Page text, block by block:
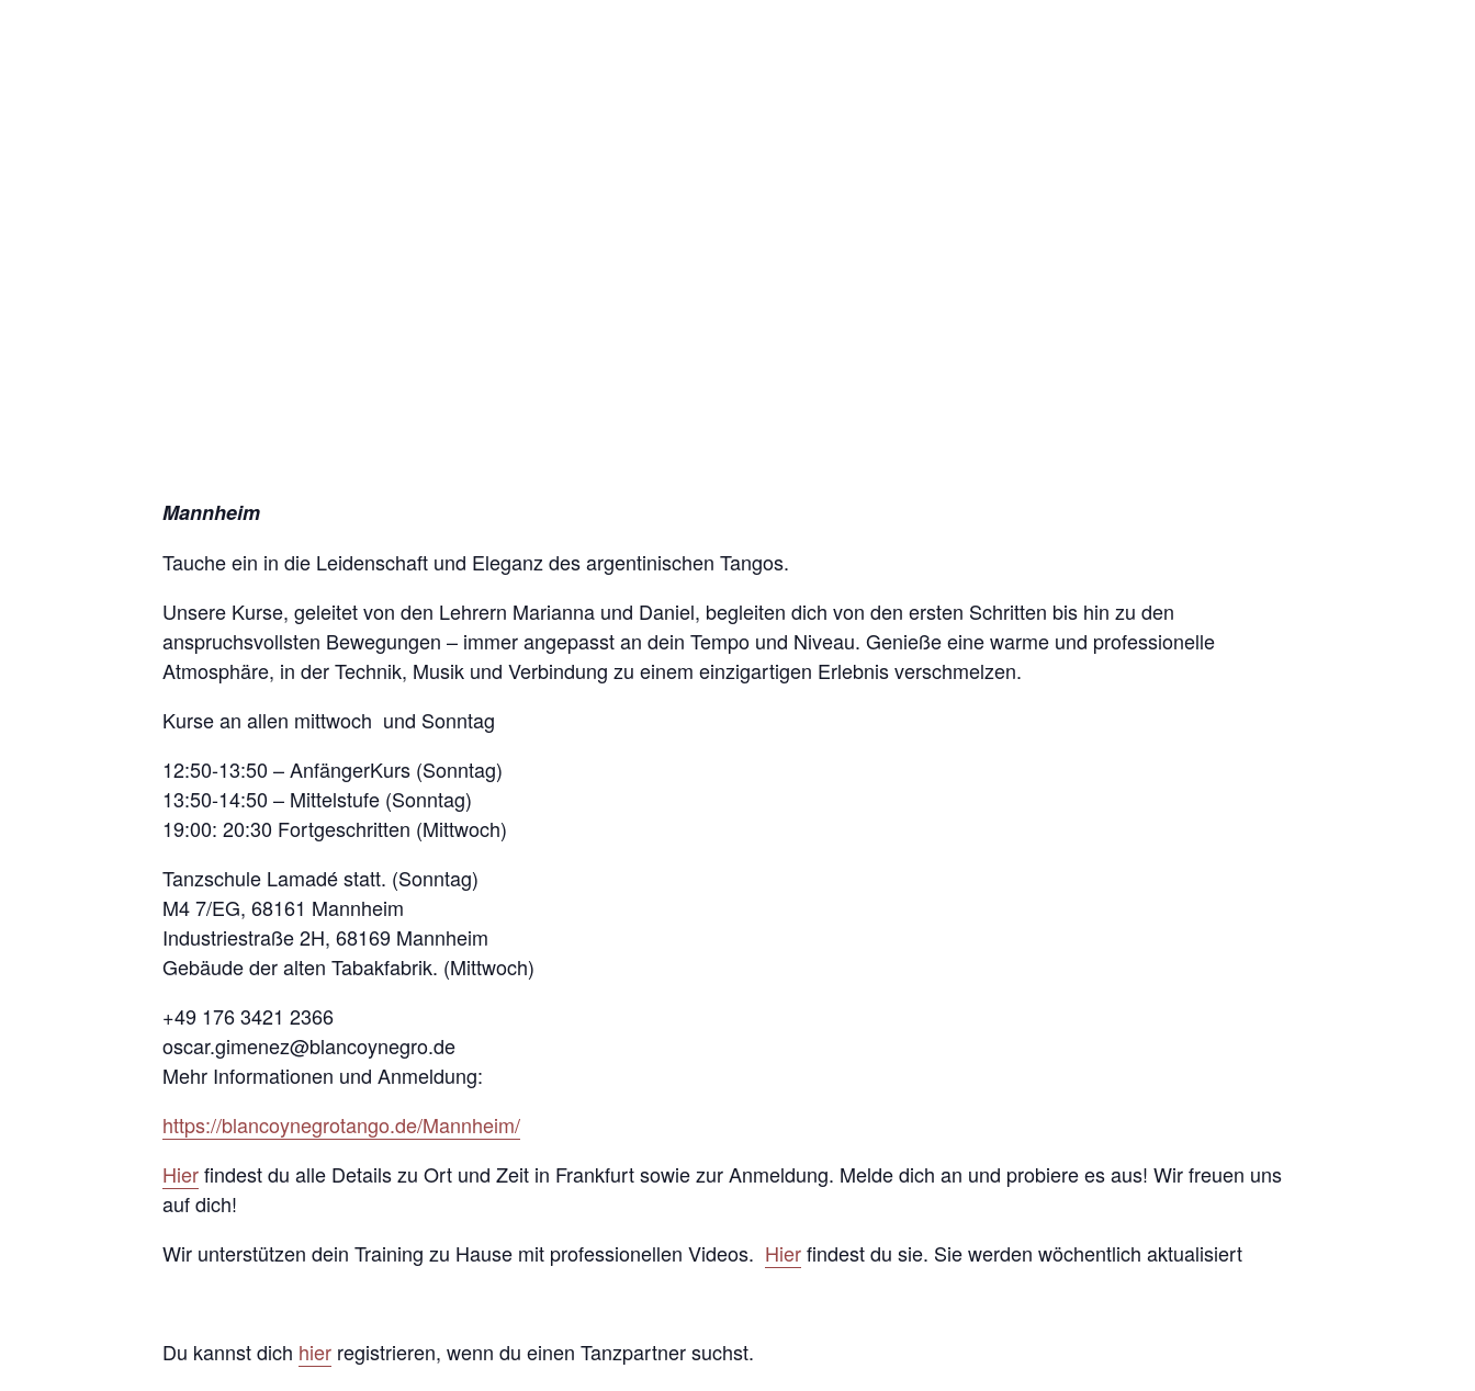
Mannheim
Tauche ein in die Leidenschaft und Eleganz des argentinischen Tangos.
Unsere Kurse, geleitet von den Lehrern Marianna und Daniel, begleiten dich von den ersten Schritten bis hin zu den
anspruchsvollsten Bewegungen – immer angepasst an dein Tempo und Niveau. Genieße eine warme und professionelle
Atmosphäre, in der Technik, Musik und Verbindung zu einem einzigartigen Erlebnis verschmelzen.
Kurse an allen mittwoch und Sonntag
12:50-13:50 – AnfängerKurs (Sonntag)
13:50-14:50 – Mittelstufe (Sonntag)
19:00: 20:30 Fortgeschritten (Mittwoch)
Tanzschule Lamadé statt. (Sonntag)
M4 7/EG, 68161 Mannheim
Industriestraße 2H, 68169 Mannheim
Gebäude der alten Tabakfabrik. (Mittwoch)
+49 176 3421 2366
oscar.gimenez@blancoynegro.de
Mehr Informationen und Anmeldung:
https://blancoynegrotango.de/Mannheim/
Hierfindest du alle Details zu Ort und Zeit in Frankfurt sowie zur Anmeldung. Melde dich an und probiere es aus! Wir freuen uns
auf dich!
Wir unterstützen dein Training zu Hause mit professionellen Videos. Hierfindest du sie. Sie werden wöchentlich aktualisiert
Du kannst dich hier registrieren, wenn du einen Tanzpartner suchst.